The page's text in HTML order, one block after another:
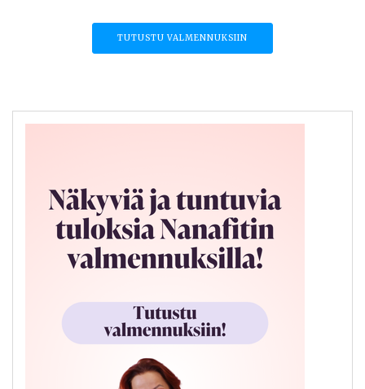
TUTUSTU VALMENNUKSIIN